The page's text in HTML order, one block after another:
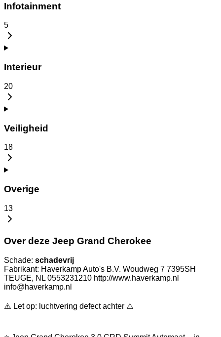
Infotainment
5
Interieur
20
Veiligheid
18
Overige
13
Over deze Jeep Grand Cherokee
Schade: schadevrij
Fabrikant: Haverkamp Auto's B.V. Woudweg 7 7395SH
TEUGE, NL 0553231210 http://www.haverkamp.nl
info@haverkamp.nl
⚠️ Let op: luchtvering defect achter ⚠️